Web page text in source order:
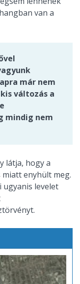
van a
már nem
változás a
mindig nem
látja, hogy a
enyhült meg.
ugyanis levelet